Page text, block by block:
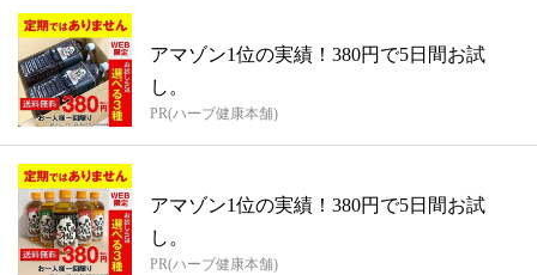
アマゾン1位の実績！380円で5日間お試
し。
PR(ハーブ健康本舗)
アマゾン1位の実績！380円で5日間お試
し。
PR(ハーブ健康本舗)